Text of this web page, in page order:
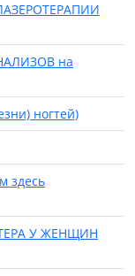
на
ногтей)
здесь
У ЖЕНЩИН